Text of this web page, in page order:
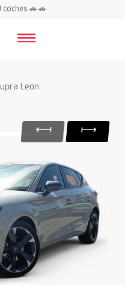
coches 🚗 🚗
León